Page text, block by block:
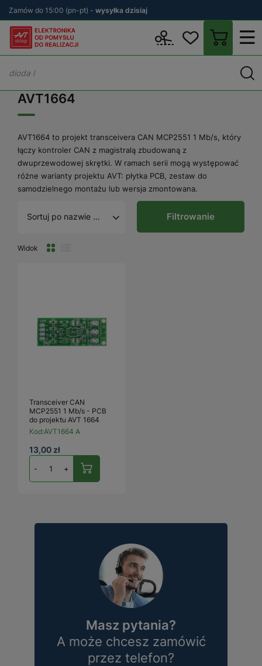
Zamów do 15:00 (pn-pt) - wysyłka dzisiaj
AVT1664
AVT1664 to projekt transceivera CAN MCP2551 1 Mb/s, który
łączy kontroler CAN z magistralą zbudowaną z
dwuprzewodowej skrętki. W ramach serii mogą występować
różne warianty projektu AVT: płytka PCB, zestaw do
samodzielnego montażu lub wersja zmontowana.
Sortuj po nazwie A - Z
Widok
Filtrowanie
Transceiver CAN
MCP2551 1 Mb/s - PCB
do projektu AVT 1664
Kod:AVT1664 A
13,00 zł
- +
Masz pytania?
A może chcesz zamówić
przez telefon?